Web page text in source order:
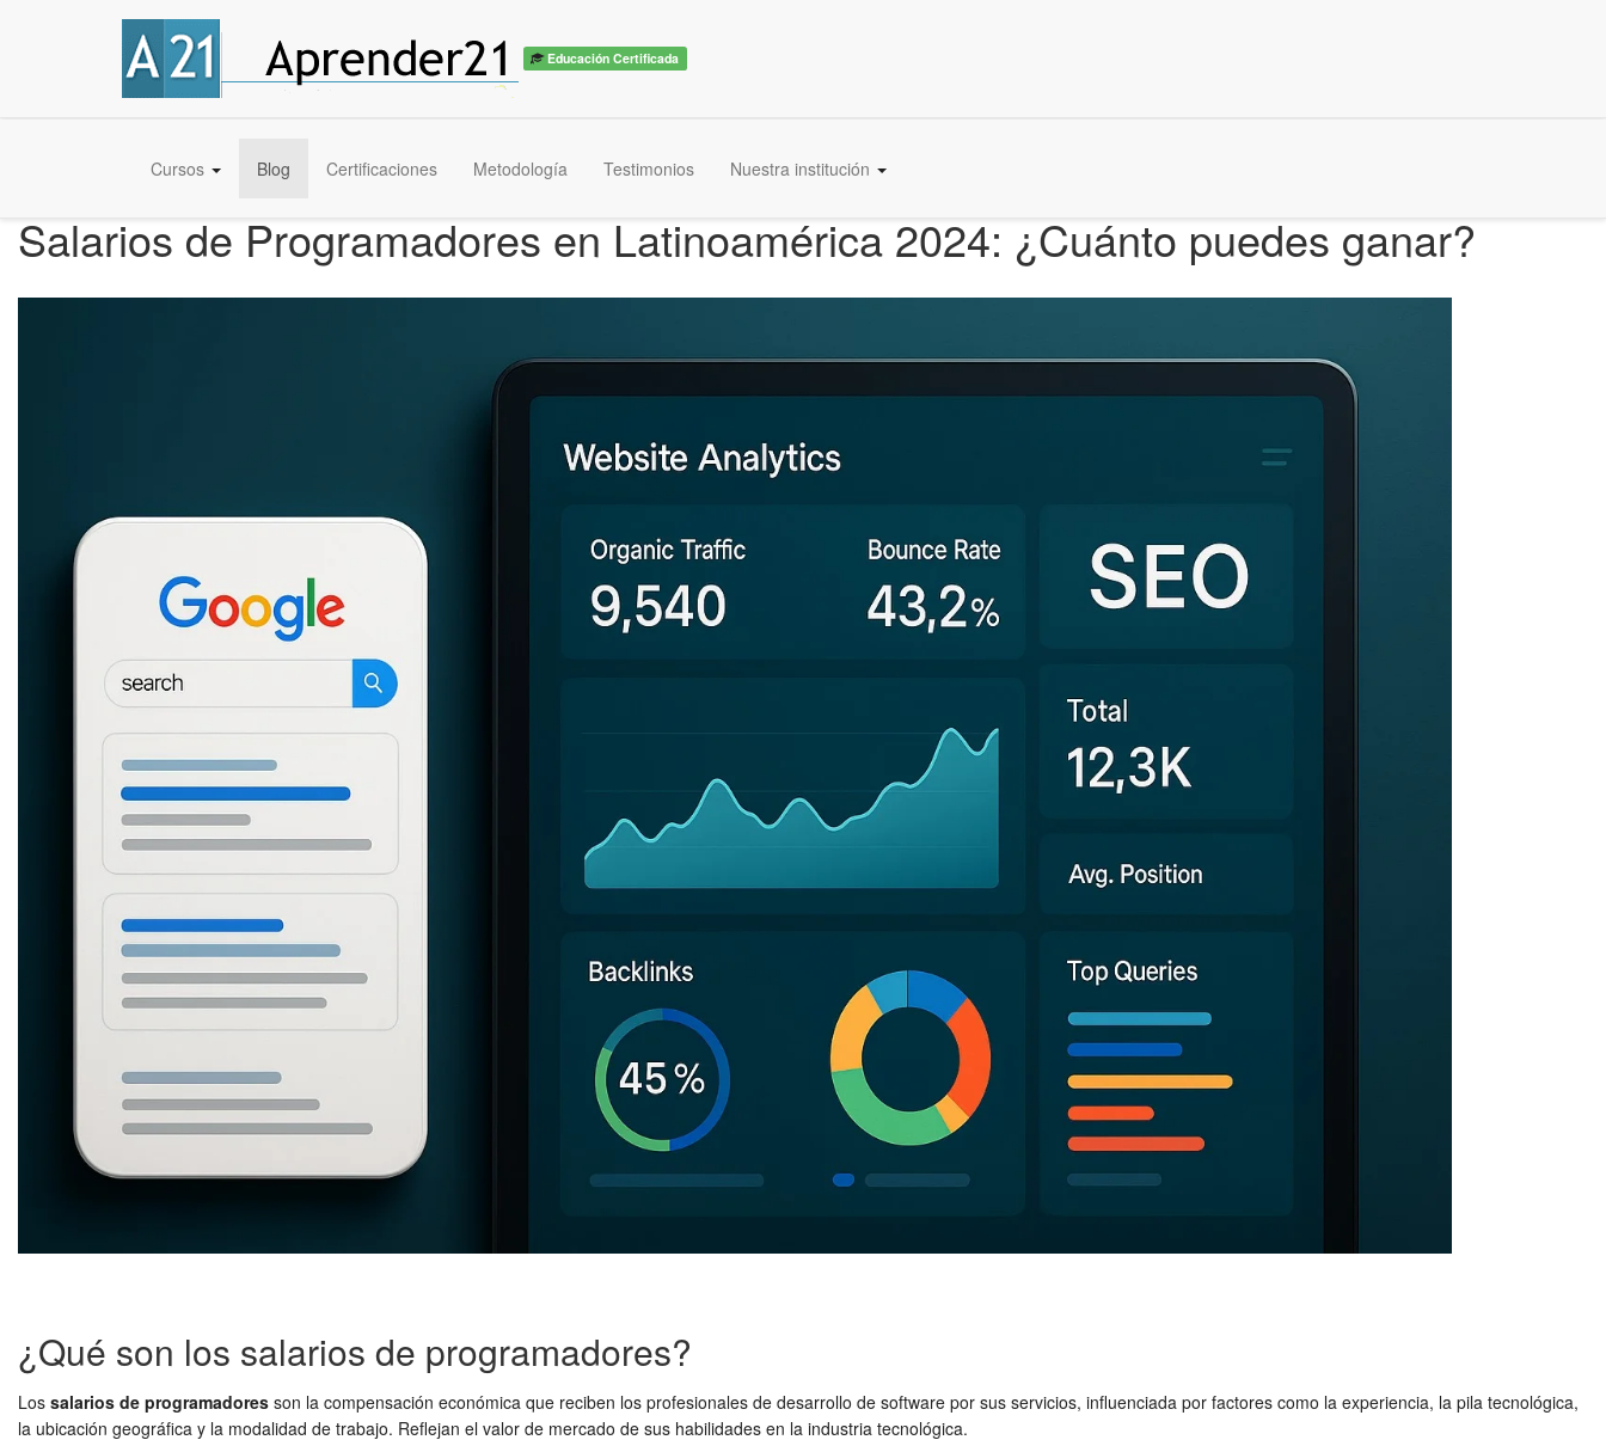
Educación Certificada
Cursos Blog Certificaciones Metodología Testimonios Nuestra institución
Salarios de Programadores en Latinoamérica 2024: ¿Cuánto puedes ganar?
¿Qué son los salarios de programadores?
Los salarios de programadores son la compensación económica que reciben los profesionales de desarrollo de software por sus servicios, influenciada por factores como la experiencia, la pila tecnológica,
la ubicación geográfica y la modalidad de trabajo. Reflejan el valor de mercado de sus habilidades en la industria tecnológica.